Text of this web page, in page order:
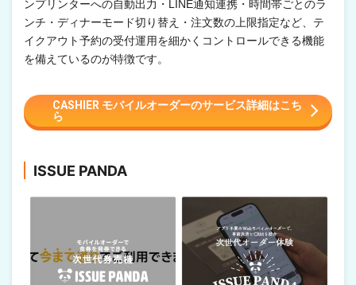
ンプリンターへの自動出力・LINE通知連携・時間帯ごとのラ
ンチ・ディナーモード切り替え・注文数の上限指定など、テ
イクアウト予約の受付運用を細かくコントロールできる機能
を備えているのが特徴です。
CASHIER モバイルオーダーのサービス詳細はこち
ら
ISSUE PANDA